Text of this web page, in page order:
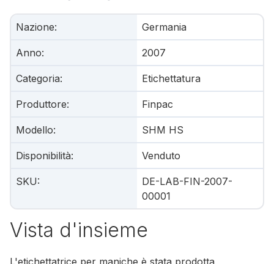
Nazione: Germania
Anno: 2007
Categoria: Etichettatura
Produttore: Finpac
Modello: SHM HS
Disponibilità: Venduto
SKU:
DE-LAB-FIN-2007-
00001
Vista d'insieme